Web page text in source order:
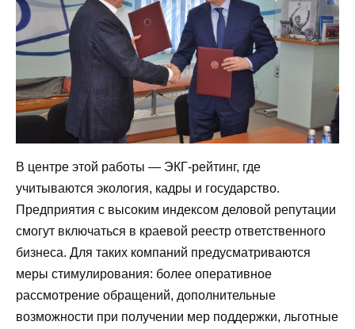
В центре этой работы — ЭКГ-рейтинг, где
учитываются экология, кадры и государство.
Предприятия с высоким индексом деловой репутации
смогут включаться в краевой реестр ответственного
бизнеса. Для таких компаний предусматриваются
меры стимулирования: более оперативное
рассмотрение обращений, дополнительные
возможности при получении мер поддержки, льготные